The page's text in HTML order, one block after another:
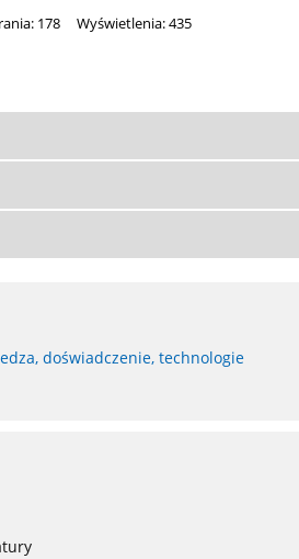
178 Wyświetlenia: 435
doświadczenie, technologie